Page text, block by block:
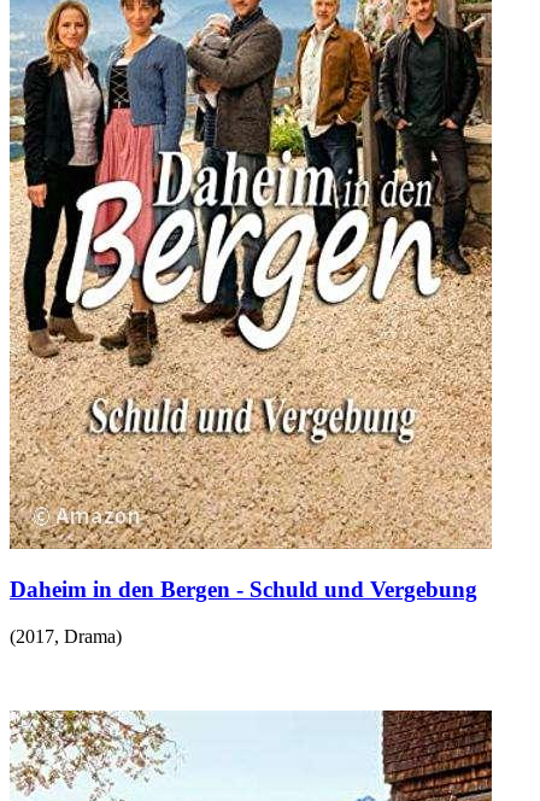
Daheim in den Bergen - Schuld und Vergebung
(2017, Drama)